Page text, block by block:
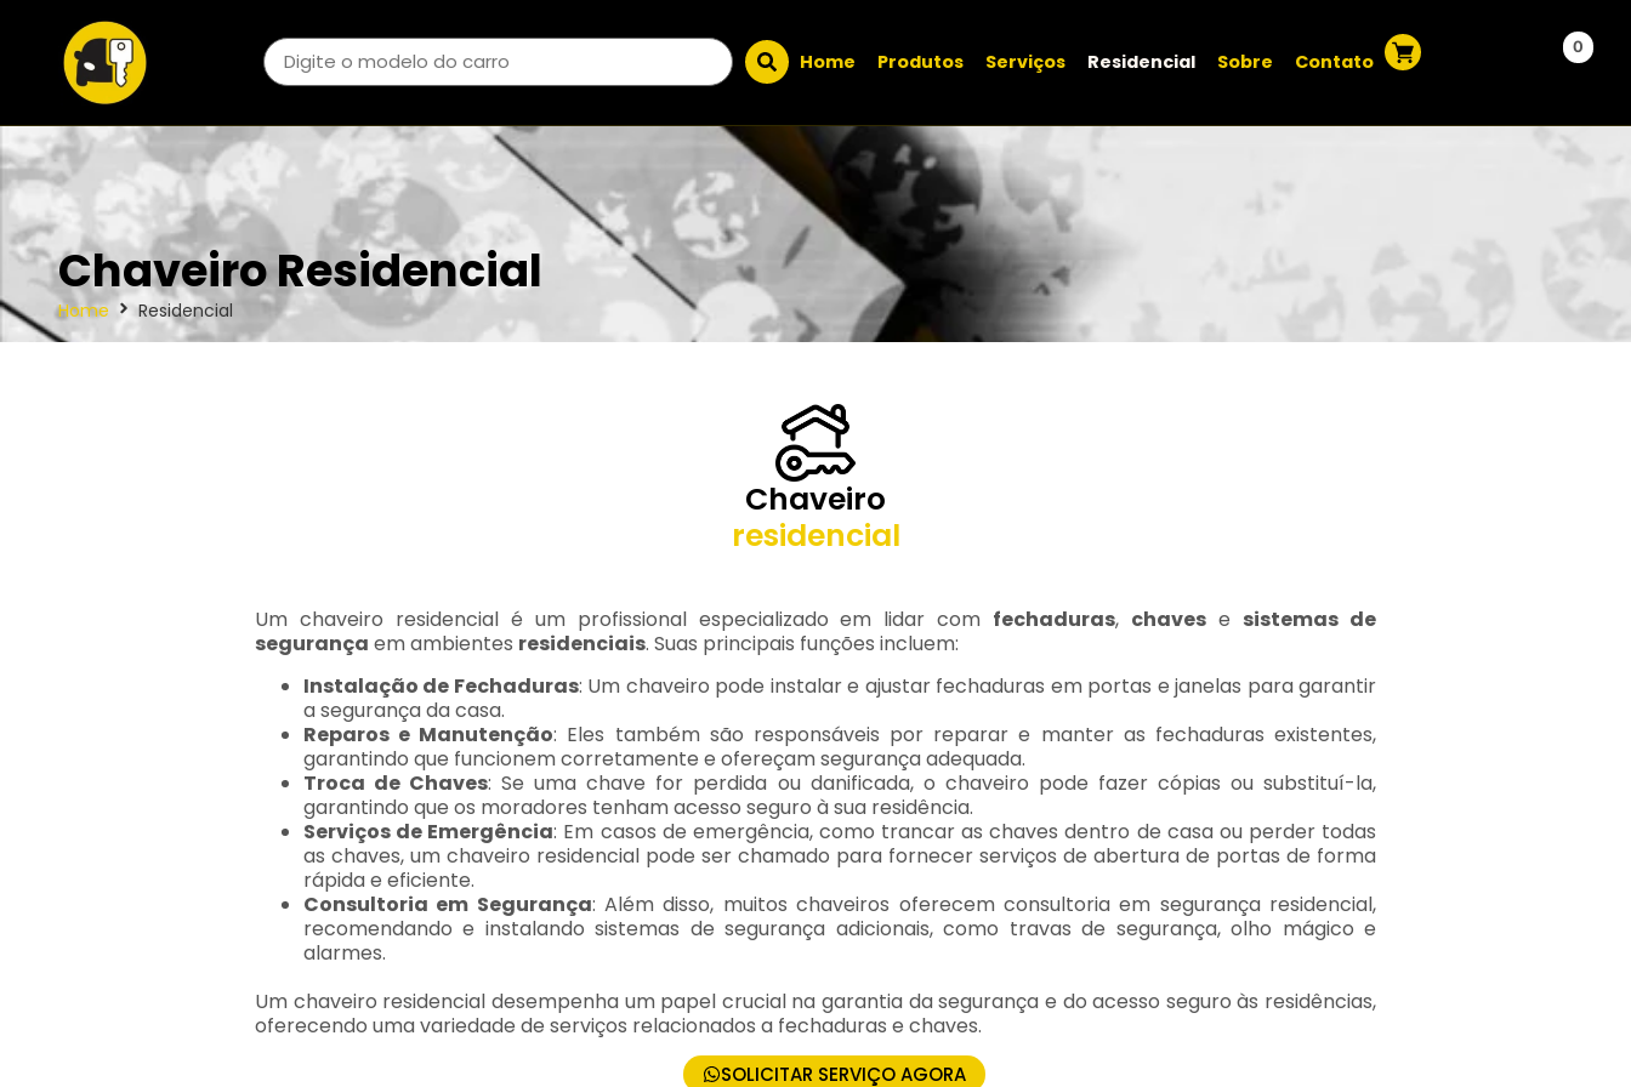
Home Produtos Serviços Residencial Sobre Contato
0
Chaveiro Residencial
Home Residencial
Chaveiro
residencial
Um chaveiro residencial é um profissional especializado em lidar com fechaduras, chaves e sistemas de
segurança em ambientes residenciais. Suas principais funções incluem:
Instalação de Fechaduras: Um chaveiro pode instalar e ajustar fechaduras em portas e janelas para garantir
a segurança da casa.
Reparos e Manutenção: Eles também são responsáveis por reparar e manter as fechaduras existentes,
garantindo que funcionem corretamente e ofereçam segurança adequada.
Troca de Chaves: Se uma chave for perdida ou danificada, o chaveiro pode fazer cópias ou substituí-la,
garantindo que os moradores tenham acesso seguro à sua residência.
Serviços de Emergência: Em casos de emergência, como trancar as chaves dentro de casa ou perder todas
as chaves, um chaveiro residencial pode ser chamado para fornecer serviços de abertura de portas de forma
rápida e eficiente.
Consultoria em Segurança: Além disso, muitos chaveiros oferecem consultoria em segurança residencial,
recomendando e instalando sistemas de segurança adicionais, como travas de segurança, olho mágico e
alarmes.
Um chaveiro residencial desempenha um papel crucial na garantia da segurança e do acesso seguro às residências,
oferecendo uma variedade de serviços relacionados a fechaduras e chaves.
SOLICITAR SERVIÇO AGORA